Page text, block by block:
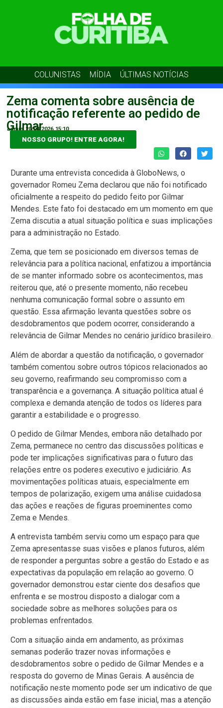
COLUNISTAS MÍDIA ÚLTIMAS NOTÍCIAS
Zema comenta sobre ausência de
notificação referente ao pedido de
Gilmar
admin 20/04/2026 15:10
NOSSO GRUPO! ENTRE AGORA!
Durante uma entrevista concedida à GloboNews, o
governador Romeu Zema declarou que não foi notificado
oficialmente a respeito do pedido feito por Gilmar
Mendes. Este fato foi destacado em um momento em que
Zema discutia a atual situação política e suas implicações
para a administração no Estado.
Zema, que tem se posicionado em diversos temas de
relevância para a política nacional, enfatizou a importância
de se manter informado sobre os acontecimentos, mas
reiterou que, até o presente momento, não recebeu
nenhuma comunicação formal sobre o assunto em
questão. Essa afirmação levanta questões sobre os
desdobramentos que podem ocorrer, considerando a
relevância de Gilmar Mendes no cenário jurídico brasileiro.
Além de abordar a questão da notificação, o governador
também comentou sobre outros tópicos relacionados ao
seu governo, reafirmando seu compromisso com a
transparência e a governança. A situação política atual é
complexa e demanda atenção de todos os líderes para
garantir a estabilidade e o progresso.
O pedido de Gilmar Mendes, embora não detalhado por
Zema, permanece no centro das discussões políticas e
pode ter implicações significativas para o futuro das
relações entre os poderes executivo e judiciário. As
movimentações políticas atuais, especialmente em
tempos de polarização, exigem uma análise cuidadosa
das ações e reações de figuras proeminentes como
Zema e Mendes.
A entrevista também serviu como um espaço para que
Zema apresentasse suas visões e planos futuros, além
de responder a perguntas sobre a gestão do Estado e as
expectativas da população em relação ao governo. O
governador demonstrou estar ciente dos desafios que
enfrenta e se mostrou disposto a dialogar com a
sociedade sobre as melhores soluções para os
problemas enfrentados.
Com a situação ainda em andamento, as próximas
semanas poderão trazer novas informações e
desdobramentos sobre o pedido de Gilmar Mendes e a
resposta do governo de Minas Gerais. A ausência de
notificação neste momento pode ser um indicativo de que
as discussões ainda estão em fase inicial, mas a atenção